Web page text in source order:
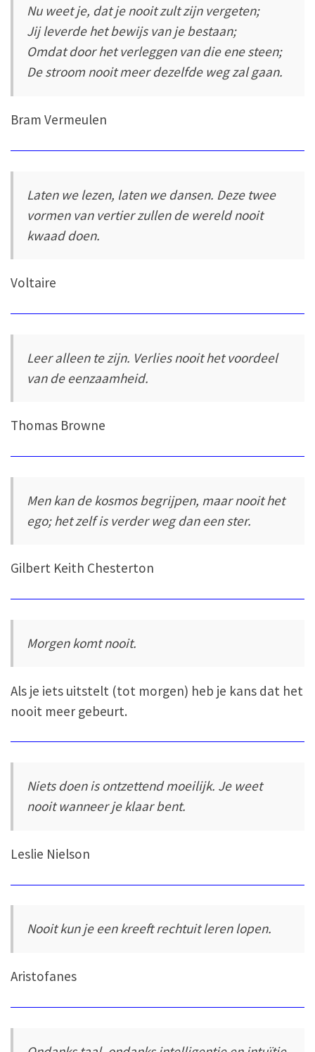
Nu weet je, dat je nooit zult zijn vergeten;
Jij leverde het bewijs van je bestaan;
Omdat door het verleggen van die ene steen;
De stroom nooit meer dezelfde weg zal gaan.
Bram Vermeulen
Laten we lezen, laten we dansen. Deze twee
vormen van vertier zullen de wereld nooit
kwaad doen.
Voltaire
Leer alleen te zijn. Verlies nooit het voordeel
van de eenzaamheid.
Thomas Browne
Men kan de kosmos begrijpen, maar nooit het
ego; het zelf is verder weg dan een ster.
Gilbert Keith Chesterton
Morgen komt nooit.
Als je iets uitstelt (tot morgen) heb je kans dat het
nooit meer gebeurt.
Niets doen is ontzettend moeilijk. Je weet
nooit wanneer je klaar bent.
Leslie Nielson
Nooit kun je een kreeft rechtuit leren lopen.
Aristofanes